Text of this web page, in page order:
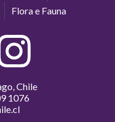
Flora e Fauna
Chile
1076